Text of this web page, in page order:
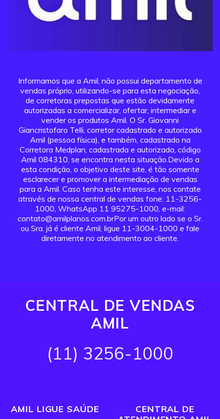
Informamos que a Amil, não possui departamento de
vendas próprio, utilizando-se para esta negociação,
de corretoras prepostas que estão devidamente
autorizadas a comercializar, ofertar, intermediar e
vender os produtos Amil. O Sr. Giovanni
Giancristofaro Telli, corretor cadastrado e autorizado
Amil (pessoa física), e também, cadastrado na
Corretora Medplan, cadastrada e autorizada, código
Amil 084310, se encontra nesta situação.Devido a
esta condição, o objetivo deste site, é tão somente
esclarecer e promover a intermediação de vendas
para a Amil. Caso tenha este interesse, nos contate
através de nossa central de vendas fone: 11-3256-
1000, WhatsApp 11 95275-1000, e-mail:
contato@amilplanos.com.brPor um outro lado se o Sr.
ou Sra. já é cliente Amil, ligue 11-3004-1000 e fale
diretamente no atendimento ao cliente.
CENTRAL DE VENDAS
AMIL
(11) 3256-1000
AMIL LIGUE SAÚDE
CENTRAL DE